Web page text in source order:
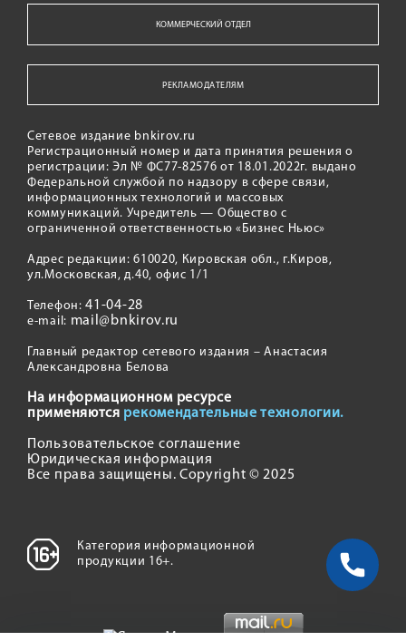
КОММЕРЧЕСКИЙ ОТДЕЛ
РЕКЛАМОДАТЕЛЯМ
Сетевое издание bnkirov.ru
Регистрационный номер и дата принятия решения о
регистрации: Эл № ФС77-82576 от 18.01.2022г. выдано
Федеральной службой по надзору в сфере связи,
информационных технологий и массовых
коммуникаций. Учредитель — Общество с
ограниченной ответственностью «Бизнес Ньюс»
Адрес редакции: 610020, Кировская обл., г.Киров,
ул.Московская, д.40, офис 1/1
Телефон:41-04-28
e-mail: mail@bnkirov.ru
Главный редактор сетевого издания – Анастасия
Александровна Белова
На информационном ресурсе
применяются рекомендательные технологии.
Пользовательское соглашение
Юридическая информация
Все права защищены. Copyright © 2025
Категория информационной
продукции 16+.